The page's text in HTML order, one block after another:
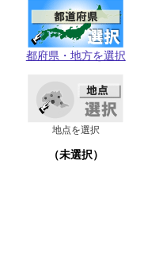
都府県・地方を選択
地点を選択
（未選択）